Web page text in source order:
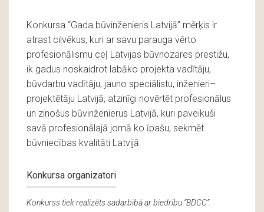
Konkursa “Gada būvinženieris Latvijā” mērķis ir
atrast cilvēkus, kuri ar savu parauga vērto
profesionālismu ceļ Latvijas būvnozares prestižu,
ik gadus noskaidrot labāko projekta vadītāju,
būvdarbu vadītāju, jauno speciālistu, inženieri–
projektētāju Latvijā, atzinīgi novērtēt profesionālus
un zinošus būvinženierus Latvijā, kuri paveikuši
savā profesionālajā jomā ko īpašu, sekmēt
būvniecības kvalitāti Latvijā.
Konkursa organizatori
Konkurss tiek realizēts sadarbībā ar biedrību “BDCC”.